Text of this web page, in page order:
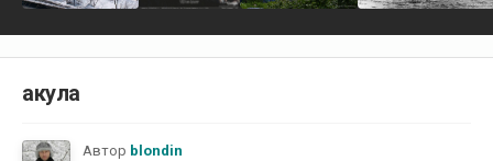
акула
Автор blondin